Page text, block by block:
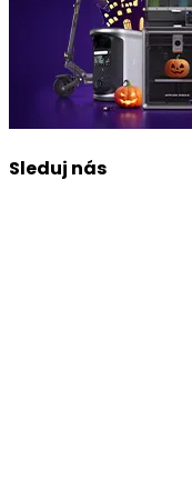
Sleduj nás